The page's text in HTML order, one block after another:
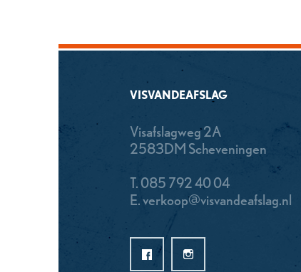
VISVANDEAFSLAG
Visafslagweg 2A
2583DM Scheveningen
T. 085 792 40 04
E.verkoop@visvandeafslag.nl